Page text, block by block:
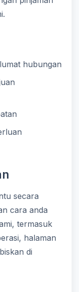
hubungan
secara
cara anda
termasuk
halaman
di